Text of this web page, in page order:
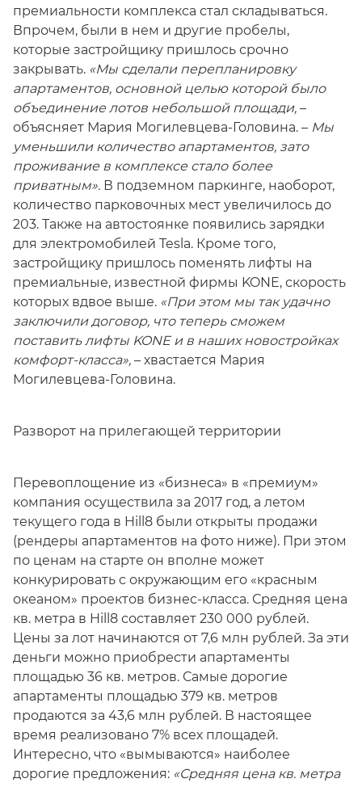
премиальности комплекса стал складываться.
Впрочем, были в нем и другие пробелы,
которые застройщику пришлось срочно
закрывать. «Мы сделали перепланировку
апартаментов, основной целью которой было
объединение лотов небольшой площади, –
объясняет Мария Могилевцева-Головина. – Мы
уменьшили количество апартаментов, зато
проживание в комплексе стало более
приватным». В подземном паркинге, наоборот,
количество парковочных мест увеличилось до
203. Также на автостоянке появились зарядки
для электромобилей Tesla. Кроме того,
застройщику пришлось поменять лифты на
премиальные, известной фирмы KONE, скорость
которых вдвое выше. «При этом мы так удачно
заключили договор, что теперь сможем
поставить лифты KONE и в наших новостройках
комфорт-класса», – хвастается Мария
Могилевцева-Головина.
Разворот на прилегающей территории
Перевоплощение из «бизнеса» в «премиум»
компания осуществила за 2017 год, а летом
текущего года в Hill8 были открыты продажи
(рендеры апартаментов на фото ниже). При этом
по ценам на старте он вполне может
конкурировать с окружающим его «красным
океаном» проектов бизнес-класса. Средняя цена
кв. метра в Hill8 составляет 230 000 рублей.
Цены за лот начинаются от 7,6 млн рублей. За эти
деньги можно приобрести апартаменты
площадью 36 кв. метров. Самые дорогие
апартаменты площадью 379 кв. метров
продаются за 43,6 млн рублей. В настоящее
время реализовано 7% всех площадей.
Интересно, что «вымываются» наиболее
дорогие предложения: «Средняя цена кв. метра